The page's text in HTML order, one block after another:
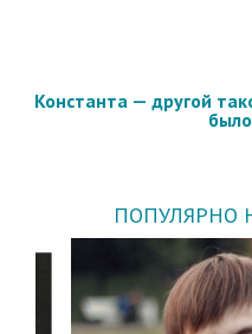
Константа — другой
ПОПУЛЯРНО